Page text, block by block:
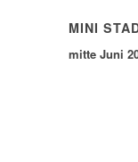
MINI
mitte Juni